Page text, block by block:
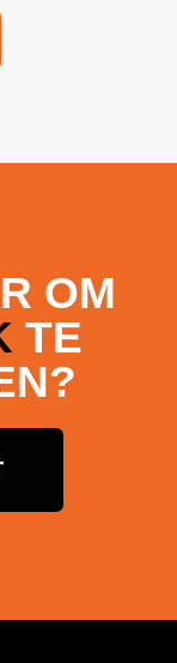
OM
TE